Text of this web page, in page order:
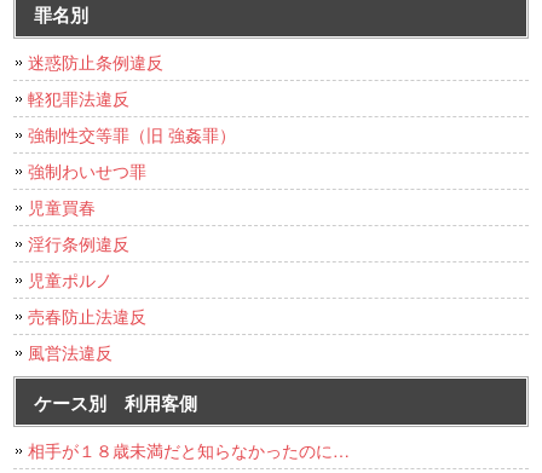
罪名別
迷惑防止条例違反
軽犯罪法違反
強制性交等罪（旧 強姦罪）
強制わいせつ罪
児童買春
淫行条例違反
児童ポルノ
売春防止法違反
風営法違反
ケース別 利用客側
相手が１８歳未満だと知らなかったのに…